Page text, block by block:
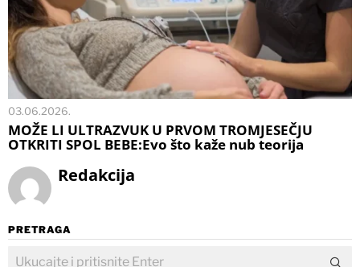
03.06.2026.
MOŽE LI ULTRAZVUK U PRVOM TROMJESEČJU
OTKRITI SPOL BEBE:Evo što kaže nub teorija
Redakcija
PRETRAGA